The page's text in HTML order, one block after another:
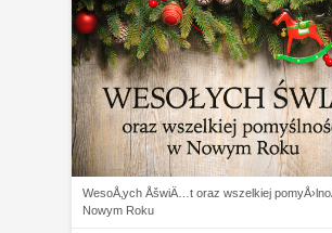
WesoÅ‚ych ÅšwiÄ…t oraz wszelkiej
Nowym Roku